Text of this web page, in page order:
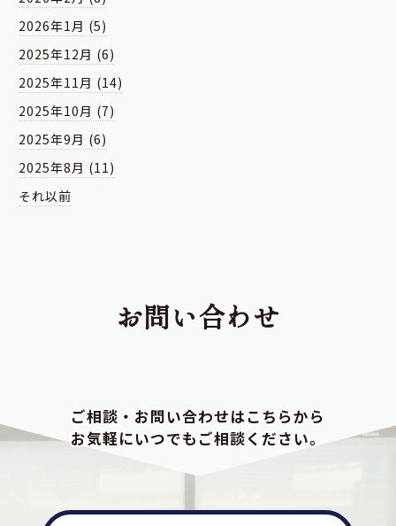
2026年1月 (5)
2025年12月 (6)
2025年11月 (14)
2025年10月 (7)
2025年9月 (6)
2025年8月 (11)
それ以前
お問い合わせ
ご相談・お問い合わせはこちらから
お気軽にいつでもご相談ください。